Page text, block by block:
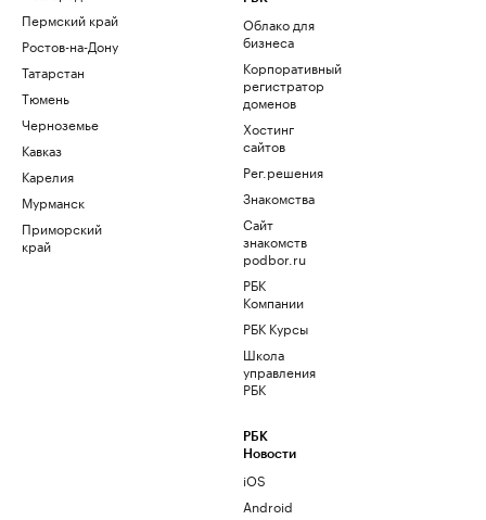
Пермский край
Ростов-на-Дону
Татарстан
Тюмень
Черноземье
Кавказ
Карелия
Мурманск
Приморский
край
Облако для
бизнеса
Корпоративный
регистратор
доменов
Хостинг
сайтов
Рег.решения
Знакомства
Сайт
знакомств
podbor.ru
РБК
Компании
РБК Курсы
Школа
управления
РБК
РБК
Новости
iOS
Android